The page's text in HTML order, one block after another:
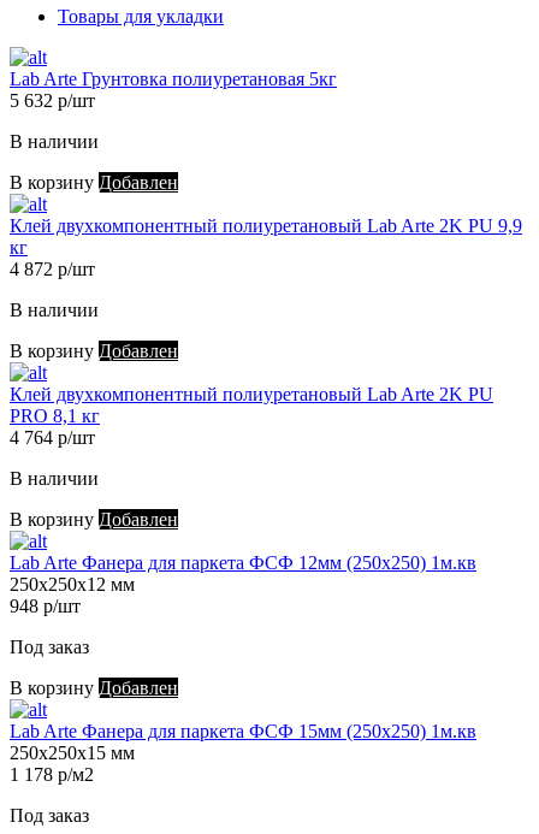
Товары для укладки
Lab Arte Грунтовка полиуретановая 5кг
5 632 р/шт
В наличии
В корзину Добавлен
Клей двухкомпонентный полиуретановый Lab Arte 2K PU 9,9
кг
4 872 р/шт
В наличии
В корзину Добавлен
Клей двухкомпонентный полиуретановый Lab Arte 2K PU
PRO 8,1 кг
4 764 р/шт
В наличии
В корзину Добавлен
Lab Arte Фанера для паркета ФСФ 12мм (250х250) 1м.кв
250х250х12 мм
948 р/шт
Под заказ
В корзину Добавлен
Lab Arte Фанера для паркета ФСФ 15мм (250х250) 1м.кв
250х250х15 мм
1 178 р/м2
Под заказ